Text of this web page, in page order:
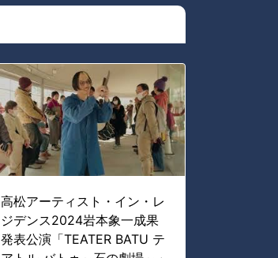
高松アーティスト・イン・レ
ジデンス2024岩本象一成果
発表公演「TEATER BATU テ